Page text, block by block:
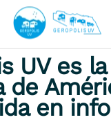
UV es
de
en